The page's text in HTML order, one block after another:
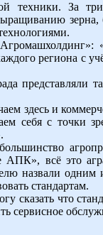
техники. За
региона с
представляли
здесь и
с точки
АПК», всё это
назвали
стандартам.
сказать что
сервисное